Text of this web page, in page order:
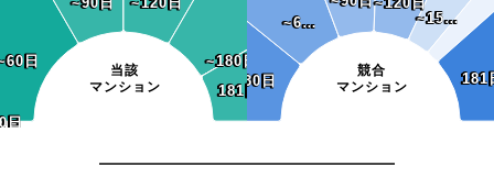
当該
マンション
日
日
日
日 ~180日
~180日
181日~
181日~
競合
マンション
~30日
~30日
~6…
~6…
~15…
~15…
181
181